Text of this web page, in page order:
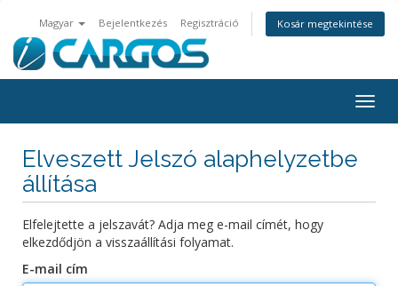
Magyar Bejelentkezés Regisztráció Kosár megtekintése
Elveszett Jelszó alaphelyzetbe
állítása
Elfelejtette a jelszavát? Adja meg e-mail címét, hogy
elkezdődjön a visszaállítási folyamat.
E-mail cím